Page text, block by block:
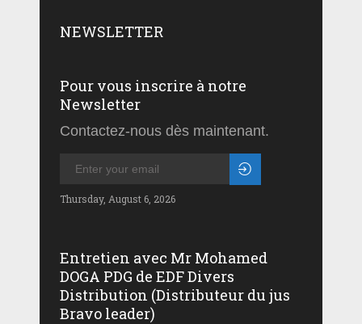
NEWSLETTER
Pour vous inscrire à notre
Newsletter
Contactez-nous dès maintenant.
Thursday, August 6, 2026
Entretien avec Mr Mohamed
DOGA PDG de EDF Divers
Distribution (Distributeur du jus
Bravo leader)